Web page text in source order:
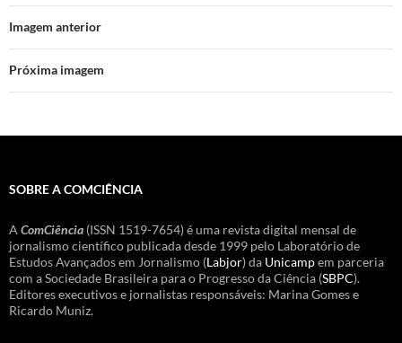
Imagem anterior
Próxima imagem
SOBRE A COMCIÊNCIA
A ComCiência (ISSN 1519-7654) é uma revista digital mensal de
jornalismo científico publicada desde 1999 pelo Laboratório de
Estudos Avançados em Jornalismo (Labjor) da Unicampem parceria
com a Sociedade Brasileira para o Progresso da Ciência (SBPC).
Editores executivos e jornalistas responsáveis: Marina Gomes e
Ricardo Muniz.